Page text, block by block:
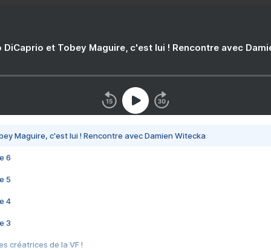
DiCaprio et Tobey Maguire, c'est lui ! Rencontre avec
Maguire, c'est lui ! Rencontre avec Damien Witecka
6
5
4
3
créatrices de la VF !